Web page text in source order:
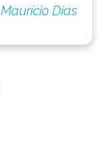
Maurício Dias